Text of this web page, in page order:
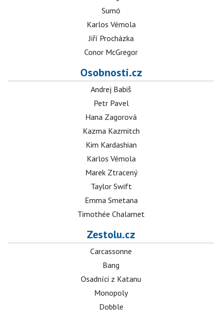
Sumó
Karlos Vémola
Jiří Procházka
Conor McGregor
Osobnosti.cz
Andrej Babiš
Petr Pavel
Hana Zagorová
Kazma Kazmitch
Kim Kardashian
Karlos Vémola
Marek Ztracený
Taylor Swift
Emma Smetana
Timothée Chalamet
Zestolu.cz
Carcassonne
Bang
Osadníci z Katanu
Monopoly
Dobble